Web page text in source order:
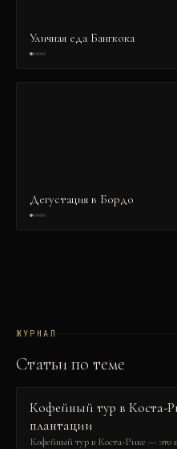
Уличная еда Бангкока
Дегустация в Бордо
ЖУРНАЛ
Статьи по теме
Кофейный тур в Коста-
плантации
Кофейный тур в Коста-Рике — это